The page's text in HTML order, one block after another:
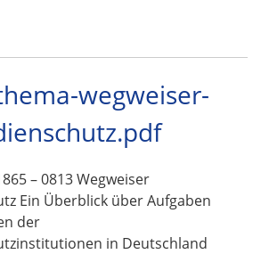
wegweiser-
– 0813 Wegweiser
Ein Überblick über Aufgaben
der
in Deutschland